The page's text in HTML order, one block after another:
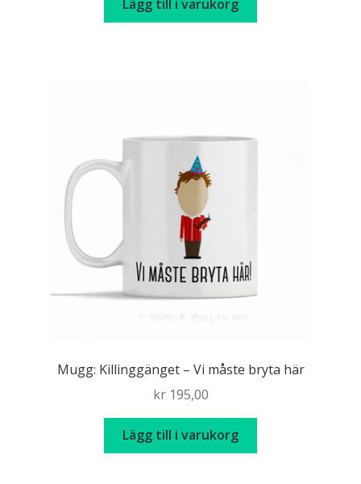
Lägg till i varukorg
Mugg: Killinggänget – Vi måste bryta här
kr195,00
Lägg till i varukorg